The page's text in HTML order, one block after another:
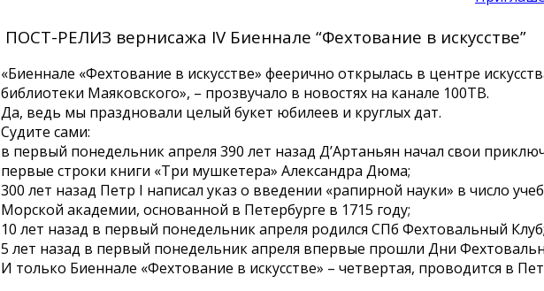
ПОСТ-РЕЛИЗ вернисажа IV Биеннале “Фехтование в искусстве”
«Биеннале «Фехтование в искусстве» феерично открылась в центре
библиотеки Маяковского», – прозвучало в новостях на канале 100ТВ.
Да, ведь мы праздновали целый букет юбилеев и круглых дат.
Судите сами:
в первый понедельник апреля 390 лет назад Д’Артаньян начал свои
первые строки книги «Три мушкетера» Александра Дюма;
300 лет назад Петр I написал указ о введении «рапирной науки» в число
Морской академии, основанной в Петербурге в 1715 году;
10 лет назад в первый понедельник апреля родился СПб Фехтовальный Клуб;
5 лет назад в первый понедельник апреля впервые прошли Дни
И только Биеннале «Фехтование в искусстве» – четвертая, проводится в